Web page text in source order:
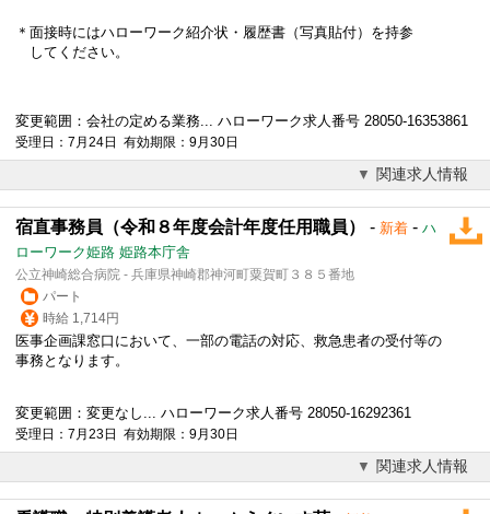
＊面接時にはハローワーク紹介状・履歴書（写真貼付）を持参
してください。
変更範囲：会社の定める業務... ハローワーク求人番号 28050-16353861
受理日：7月24日 有効期限：9月30日
関連求人情報
宿直事務員（令和８年度会計年度任用職員） - 新着 - ハ
ローワーク姫路 姫路本庁舎
公立神崎総合病院 - 兵庫県神崎郡神河町粟賀町３８５番地
パート
時給 1,714円
医事企画課窓口において、一部の電話の対応、救急患者の受付等の
事務となります。
変更範囲：変更なし... ハローワーク求人番号 28050-16292361
受理日：7月23日 有効期限：9月30日
関連求人情報